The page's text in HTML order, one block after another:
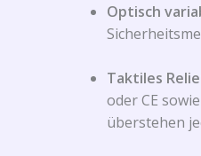
Optisch
Taktiles
oder CE
überstehen